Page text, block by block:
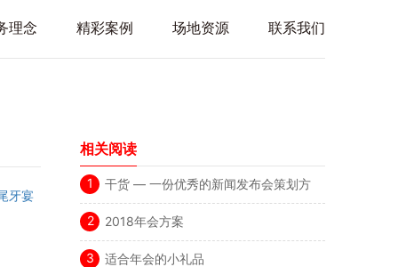
联系我们
场地资源
精彩案例
理念
牙宴
相关阅读
1
干货 — 一份优秀的新闻发布会策划方
案要注意的问题
2
2018年会方案
3 适合年会的小礼品